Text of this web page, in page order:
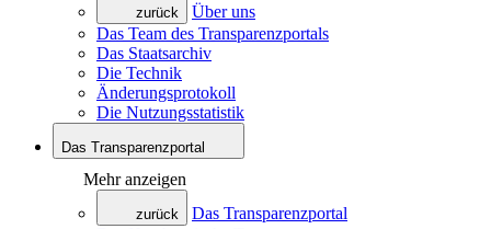
zurück
Über uns
Das Team des Transparenzportals
Das Staatsarchiv
Die Technik
Änderungsprotokoll
Die Nutzungsstatistik
Das Transparenzportal
Mehr anzeigen
zurück
Das Transparenzportal